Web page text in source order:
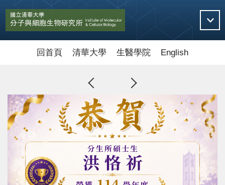
到
主
要
回首頁 清華大學 生醫學院 English